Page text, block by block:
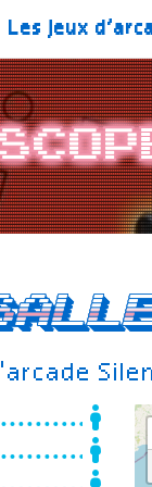
Les jeux